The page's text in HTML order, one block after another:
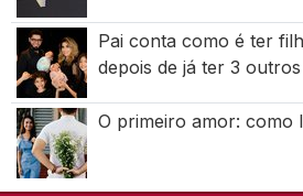
Pai conta como é ter
depois de já ter 3
O primeiro amor: como